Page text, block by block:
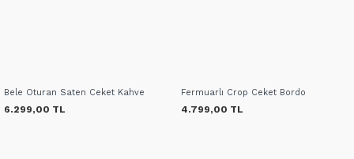
Bele Oturan Saten Ceket Kahve
6.299,00 TL
Fermuarlı Crop Ceket Bordo
4.799,00 TL